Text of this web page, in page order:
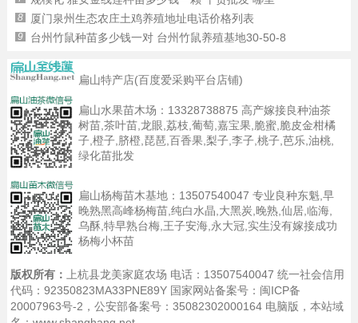
8 厦门泉州生态农庄土鸡养殖地址电话价格列表
9 台州竹鼠种苗多少钱一对 台州竹鼠养殖基地30-50-8
扁山特产店(百度爱采购平台店铺)
扁山水果苗木场： 13328738875 高产嫁接良种油茶
树苗,茶叶苗,龙眼,荔枝,葡萄,嘉宝果,脆蜜,脆皮金柑橘
子,橙子,脐橙,琵琶,百香果,梨子,李子,桃子,芭乐,油桃,
绿化苗批发
扁山杨梅苗木基地： 13507540047 专业良种东魁,早
晚熟黑高峰杨梅苗,纯白水晶,大黑炭,晚熟,仙居,临海,
乌酥,特早熟台梅,王子安海,永大冠,实生没有嫁接成功
杨梅小杯苗
版权所有：
上杭县龙美家庭农场 电话：13507540047 统一社会信用
代码：92350823MA33PNE89Y 国家网站备案号： 闽ICP备
20007963号-2 ，公安部备案号：35082302000164 电脑版 ，本站域